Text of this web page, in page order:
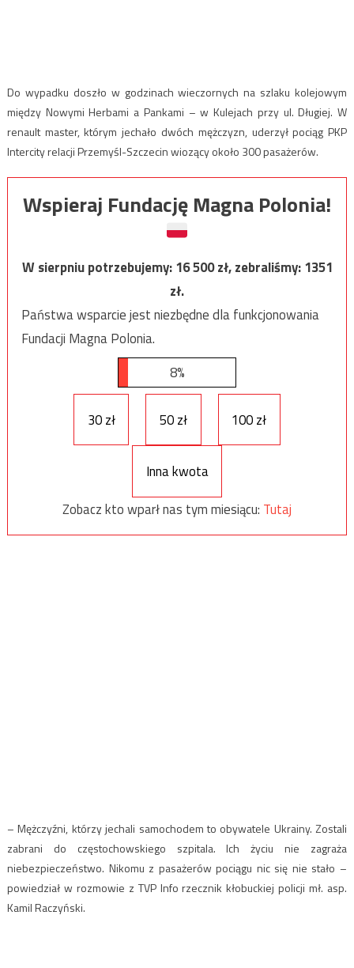
Do wypadku doszło w godzinach wieczornych na szlaku kolejowym
między Nowymi Herbami a Pankami – w Kulejach przy ul. Długiej. W
renault master, którym jechało dwóch mężczyzn, uderzył pociąg PKP
Intercity relacji Przemyśl-Szczecin wiozący około 300 pasażerów.
Wspieraj Fundację Magna Polonia!
W sierpniu potrzebujemy:16 500zł, zebraliśmy:1351
zł.
Państwa wsparcie jest niezbędne dla funkcjonowania
Fundacji Magna Polonia.
8%
30 zł 50 zł 100 zł
Inna kwota
Zobacz kto wparł nas tym miesiącu: Tutaj
– Mężczyźni, którzy jechali samochodem to obywatele Ukrainy. Zostali
zabrani do częstochowskiego szpitala. Ich życiu nie zagraża
niebezpieczeństwo. Nikomu z pasażerów pociągu nic się nie stało –
powiedział w rozmowie z TVP Info rzecznik kłobuckiej policji mł. asp.
Kamil Raczyński.